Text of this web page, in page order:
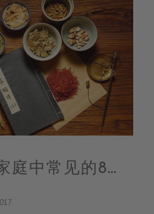
庭中常见的8种
身体有益的中